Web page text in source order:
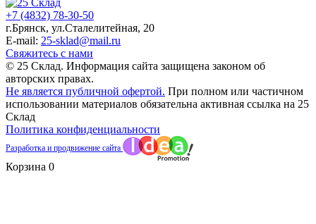
+7 (4832) 78-30-50
г.Брянск, ул.Сталелитейная, 20
E-mail: 25-sklad@mail.ru
Свяжитесь с нами
© 25 Склад. Информация сайта защищена законом об
авторских правах.
Не является публичной офертой. При полном или частичном
использовании материалов обязательна активная ссылка на 25
Склад
Политика конфиденциальности
Разработка и продвижение сайта
Корзина 0